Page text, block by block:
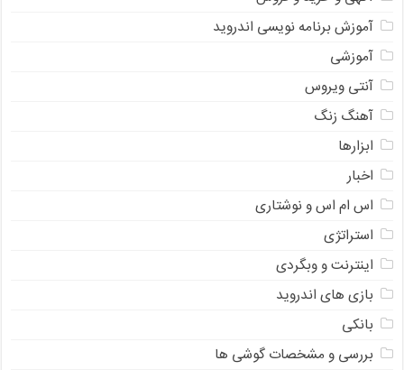
آموزش برنامه نویسی اندروید
آموزشی
آنتی ویروس
آهنگ زنگ
ابزارها
اخبار
اس ام اس و نوشتاری
استراتژی
اینترنت و وبگردی
بازی های اندروید
بانکی
بررسی و مشخصات گوشی ها